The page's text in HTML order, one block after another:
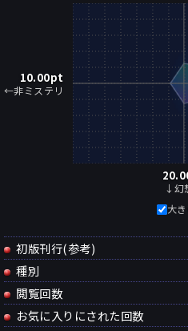
10.00pt
←非ミステリ
↓幻
大
初版刊行(参考)
種別
閲覧回数
お気に入りにされた回数